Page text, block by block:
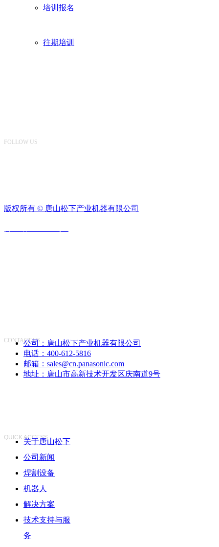
培训报名
往期培训
FOLLOW US
版权所有 © 唐山松下产业机器有限公司
CONTACT US
公司： 唐山松下产业机器有限公司
电话： 400-612-5816
邮箱： sales@cn.panasonic.com
地址： 唐山市高新技术开发区庆南道9号
QUICK ACCESS
关于唐山松下
公司新闻
焊割设备
机器人
解决方案
技术支持与服
务